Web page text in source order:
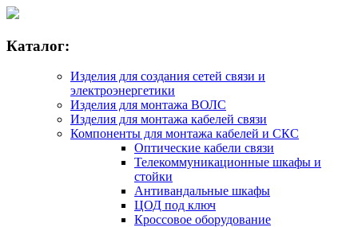
Каталог:
Изделия для создания сетей связи и
электроэнергетики
Изделия для монтажа ВОЛС
Изделия для монтажа кабелей связи
Компоненты для монтажа кабелей и СКС
Оптические кабели связи
Телекоммуникационные шкафы и
стойки
Антивандальные шкафы
ЦОД под ключ
Кроссовое оборудование